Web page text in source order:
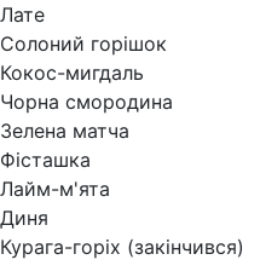
Лате
Солоний горішок
Кокос-мигдаль
Чорна смородина
Зелена матча
Фісташка
Лайм-м'ята
Диня
Курага-горіх (закінчився)